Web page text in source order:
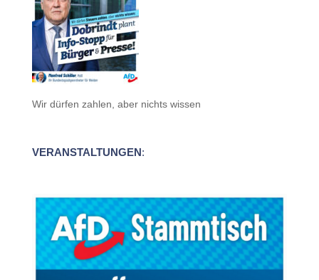
Wir dürfen zahlen, aber nichts wissen
VERANSTALTUNGEN: